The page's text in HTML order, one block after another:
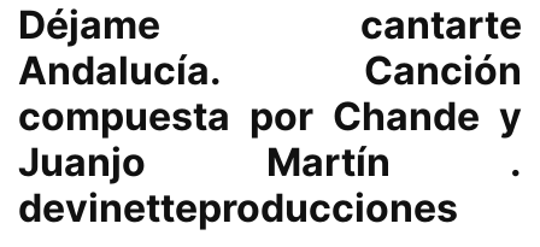
Déjame cantarte
Andalucía. Canción
compuesta por Chande y
Juanjo Martín .
devinetteproducciones